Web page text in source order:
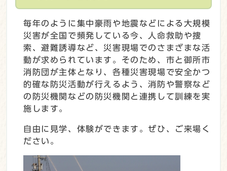
毎年のように集中豪雨や地震などによる大規模
災害が全国で頻発している今、人命救助や捜
索、避難誘導など、災害現場でのさまざまな活
動が求められています。そのため、市と御所市
消防団が主体となり、各種災害現場で安全かつ
的確な防災活動が行えるよう、消防や警察など
の防災機関などの防災機関と連携して訓練を実
施します。
自由に見学、体験ができます。ぜひ、ご来場く
ださい。